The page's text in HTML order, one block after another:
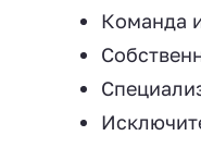
Команда